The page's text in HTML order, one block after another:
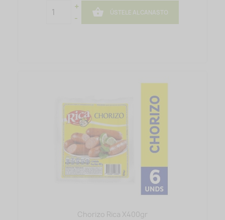
+
-
 ÚSTELE AL CANASTO
Chorizo Rica X400gr